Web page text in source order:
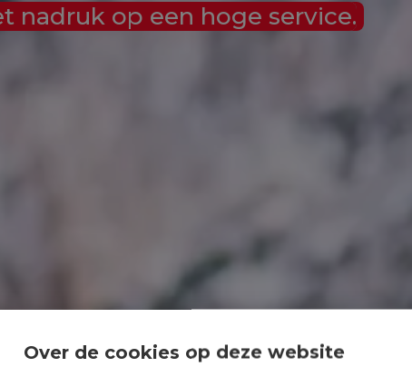
nadruk op een hoge service.
Over de cookies op deze website